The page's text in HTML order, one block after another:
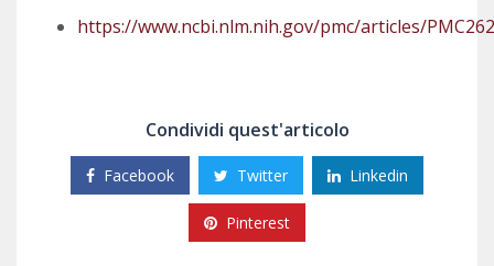
https://www.ncbi.nlm.nih.gov/pmc/articles/
Condividi quest'articolo
Facebook Twitter Linkedin
Pinterest